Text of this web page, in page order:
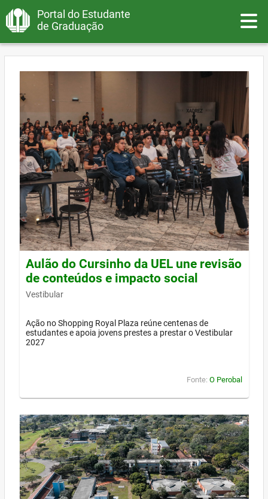
Portal do Estudante
de Graduação
Aulão do Cursinho da UEL une revisão
de conteúdos e impacto social
Vestibular
Ação no Shopping Royal Plaza reúne centenas de
estudantes e apoia jovens prestes a prestar o Vestibular
2027
Fonte: O Perobal